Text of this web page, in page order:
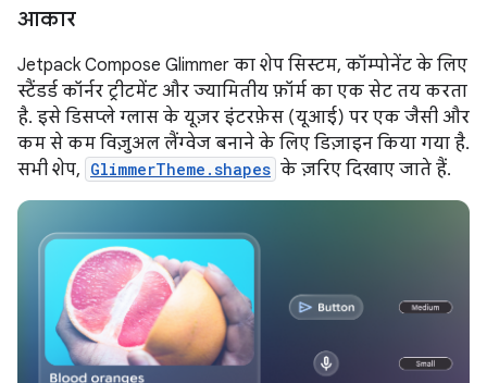
आकार
Jetpack Compose Glimmer का शेप सिस्टम, कॉम्पोनेंट के लिए
स्टैंडर्ड कॉर्नर ट्रीटमेंट और ज्यामितीय फ़ॉर्म का एक सेट तय करता
है. इसे डिसप्ले ग्लास के यूज़र इंटरफ़ेस (यूआई) पर एक जैसी और
कम से कम विज़ुअल लैंग्वेज बनाने के लिए डिज़ाइन किया गया है.
सभी शेप, GlimmerTheme.shapes के ज़रिए दिखाए जाते हैं.